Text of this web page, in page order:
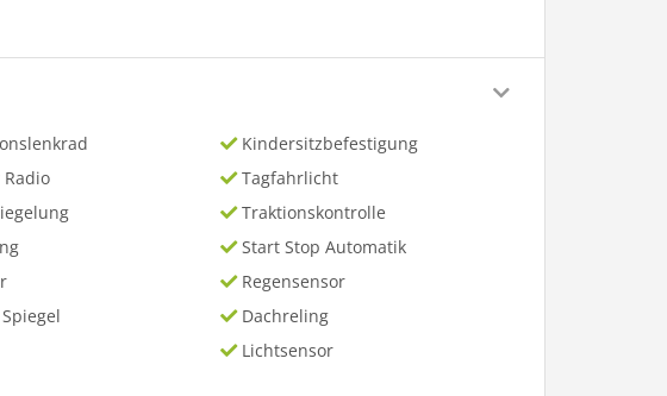
Kindersitzbefestigung
Tagfahrlicht
Traktionskontrolle
Start Stop Automatik
Regensensor
Dachreling
Lichtsensor